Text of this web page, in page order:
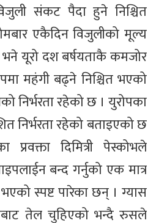
संकट पैदा हुने निश्चित
एकैदिन विजुलीको मूल्य
यूरो दश बर्षयताकै कमजोर
महंगी बढ्ने निश्चित भएको
निर्भरता रहेको छ । युरोपका
निर्भरता रहेको बताइएको छ
प्रवक्ता दिमित्री पेस्कोभले
बन्द गर्नुको एक मात्र
स्पष्ट पारेका छन् । ग्यास
तेल चुहिएको भन्दै रुसले